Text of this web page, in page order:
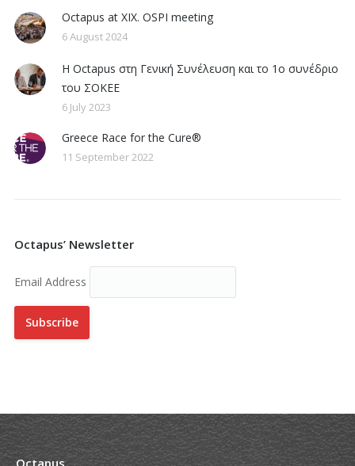
Octapus at XIX. OSPI meeting
6 August 2024
Η Octapus στη Γενική Συνέλευση και το 1ο συνέδριο
του ΣΟΚΕΕ
6 July 2023
Greece Race for the Cure®
11 September 2022
Octapus’ Newsletter
Email Address
Octapus